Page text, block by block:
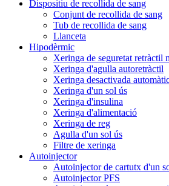
Dispositiu de recollida de sang
Conjunt de recollida de sang
Tub de recollida de sang
Llanceta
Hipodèrmic
Xeringa de seguretat retràctil
Xeringa d'agulla autoretràctil
Xeringa desactivada
Xeringa d'un sol ús
Xeringa d'insulina
Xeringa d'alimentació
Xeringa de reg
Agulla d'un sol ús
Filtre de xeringa
Autoinjector
Autoinjector de cartutx d'un
Autoinjector PFS